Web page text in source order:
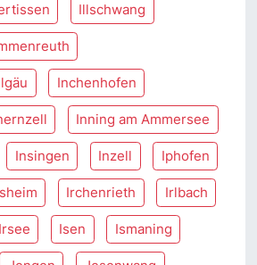
Illschwang
Inchenhofen
Inning am Ammersee
Insingen Inzell Iphofen
Irchenrieth Irlbach
Irsee Isen Ismaning